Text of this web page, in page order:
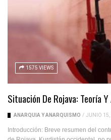
1575 VIEWS
Situación De Rojava: Teoría
ANARQUÍA Y ANARQUISMO / JUNIO 15,
Introducción: Breve resumen del